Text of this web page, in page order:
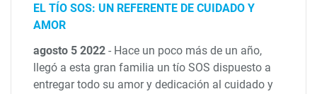
EL TÍO SOS: UN REFERENTE DE CUIDADO Y
AMOR
agosto 5 2022- Hace un poco más de un año,
llegó a esta gran familia un tío SOS dispuesto a
entregar todo su amor y dedicación al cuidado y